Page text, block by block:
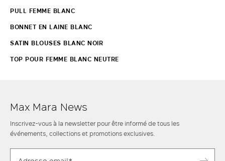
PULL FEMME BLANC
BONNET EN LAINE BLANC
SATIN BLOUSES BLANC NOIR
TOP POUR FEMME BLANC NEUTRE
Max Mara News
Inscrivez-vous à la newsletter pour être informé de tous les
événements, collections et promotions exclusives.